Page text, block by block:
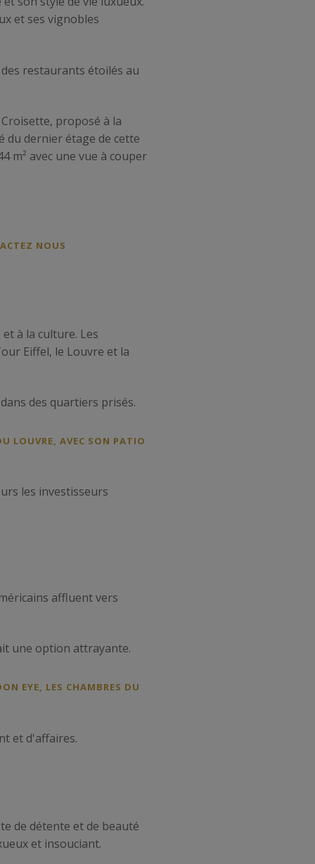
et ses vignobles
restaurants étoilés au
proposé à la
du dernier étage de cette
m² avec une vue à couper
NOUS
à la culture. Les
Eiffel, le Louvre et la
des quartiers prisés.
LOUVRE, AVEC SON PATIO
les investisseurs
affluent vers
une option attrayante.
EYE, LES CHAMBRES DU
et d'affaires.
de détente et de beauté
et insouciant.